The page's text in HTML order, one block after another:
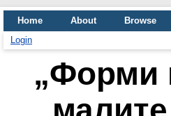
Home About
Browse
Login
„Форми